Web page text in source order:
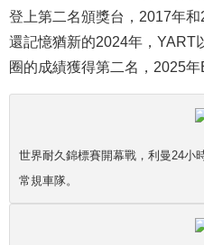
登上第二名頒獎台，2017年
還記憶猶新的2024年，YART
圈的成績獲得第二名，2025年
世界耐久錦標賽開幕戰，利曼24小
常規車隊。